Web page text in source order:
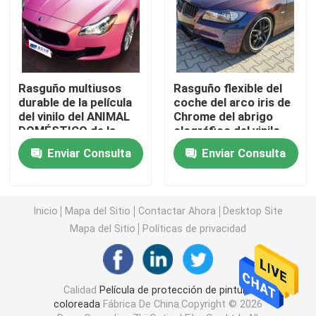
Película de la protección de la pintura de TPU
Película de protección de pintura TPH
Tinte de las ventanillas del coche
Película de vinilo PET
Película del vinilo del PVC
Libro de la muestra del abrigo del coche
Herramienta de envoltura de coche
Rasguño multiusos
durable de la película
del vinilo del ANIMAL
DOMÉSTICO de la
prueba de la arena
resistenteEnviar Consulta
Rasguño flexible del
coche del arco iris de
Chrome del abrigo
olográfico del vinilo
resistente
Enviar Consulta
Inicio Mapa del Sitio Contactar Ahora
Desktop Site
Mapa del Sitio
Políticas de privacidad
Calidad Película de protección de pintura
coloreada Fábrica De China.Copyright © 2026